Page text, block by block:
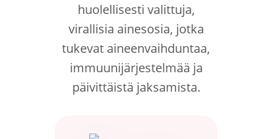
huolellisesti valittuja,
virallisia ainesosia, jotka
tukevat aineenvaihduntaa,
immuunijärjestelmää ja
päivittäistä jaksamista.